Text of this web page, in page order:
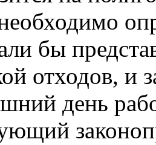
бы
отходов, и
день